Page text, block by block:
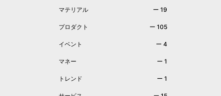
マテリアル ー 19
プロダクト ー 105
イベント ー 4
マネー ー 1
トレンド ー 1